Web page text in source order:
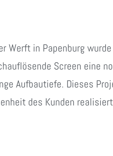
Werft in Papenburg
Screen eine
Aufbautiefe. Dieses
des Kunden